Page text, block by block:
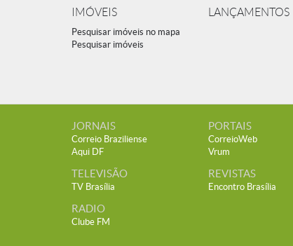
IMÓVEIS
Pesquisar imóveis no mapa
Pesquisar imóveis
LANÇAMENTOS
JORNAIS
Correio Braziliense
Aqui DF
TELEVISÃO
TV Brasília
RADIO
Clube FM
PORTAIS
CorreioWeb
Vrum
REVISTAS
Encontro Brasília